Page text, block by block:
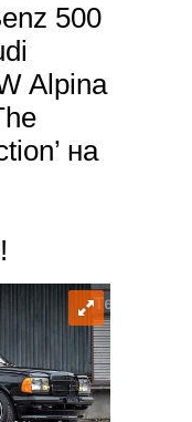
500
Alpina
на